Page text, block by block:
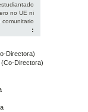
no UE ni
comunitario
:
Directora)
Directora)